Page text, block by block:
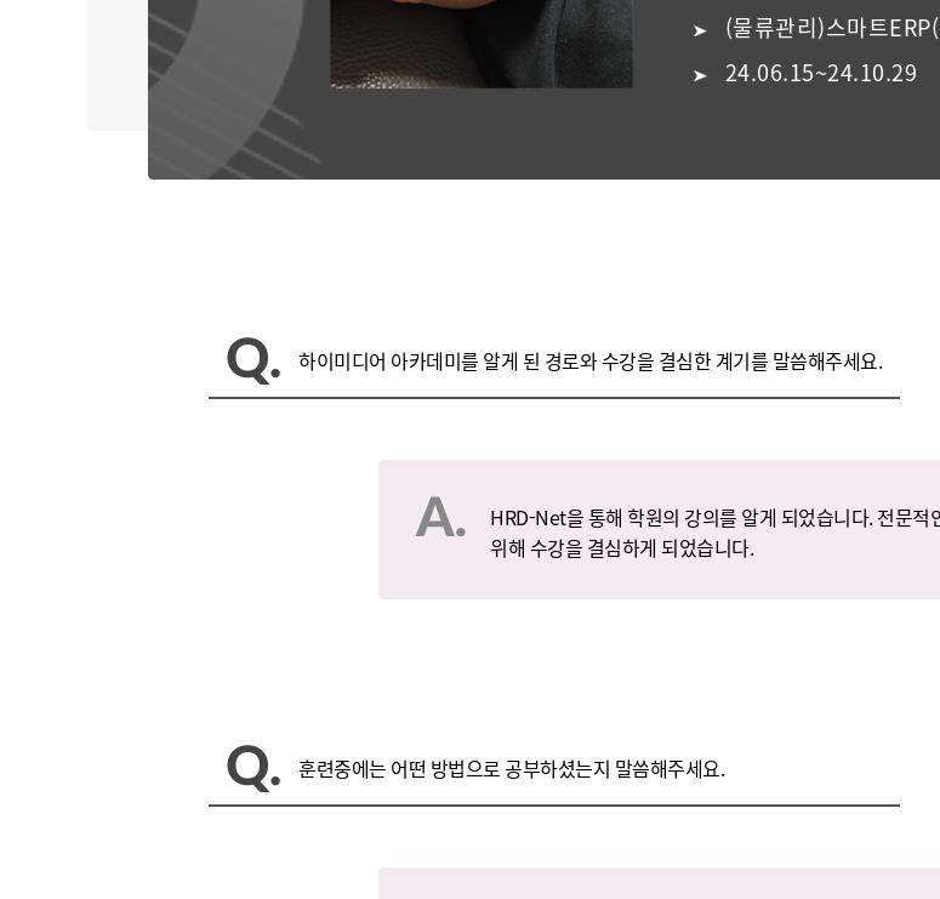
전산세무2급2
24.06.15~24.10.29
하이미디어 아카데미를 알게 된 경로와 수강을 결심한 계기를 말씀해주세요.
HRD-Net을 통해 학원의 강의를 알게 되었습니다. 전문
위해 수강을 결심하게 되었습니다.
훈련중에는 어떤 방법으로 공부하셨는지 말씀해주세요.